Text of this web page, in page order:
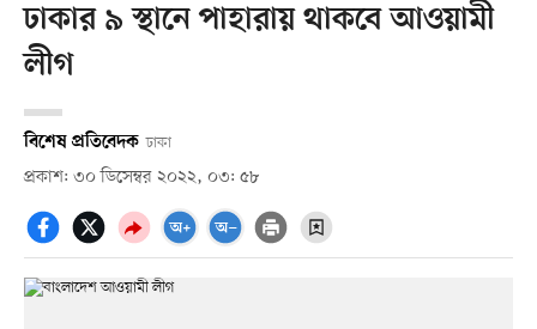
ঢাকার ৯ স্থানে পাহারায় থাকবে আওয়ামী
লীগ
বিশেষ প্রতিবেদক ঢাকা
প্রকাশ: ৩০ ডিসেম্বর ২০২২, ০৩: ৫৮